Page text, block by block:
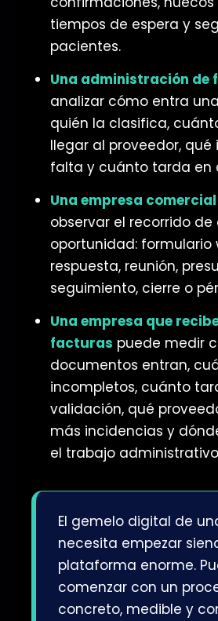
tiempos de espera y
pacientes.
Una administración de
analizar cómo entra
quién la clasifica,
llegar al proveedor,
falta y cuánto tarda en
Una empresa comercial
observar el recorrido
oportunidad: formulario
respuesta, reunión,
seguimiento, cierre o
Una empresa que
facturas puede medir
documentos entran,
incompletos, cuánto
validación, qué
más incidencias y
el trabajo
El gemelo digital de
necesita empezar
plataforma enorme.
comenzar con un
concreto, medible y